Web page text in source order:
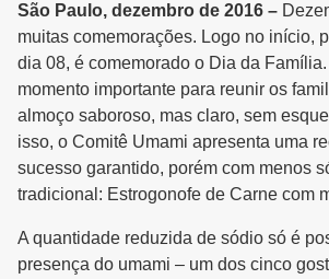
São Paulo, dezembro de 2016 –
muitas comemorações. Logo no início,
dia 08, é comemorado o Dia da Família.
momento importante para reunir os
almoço saboroso, mas claro, sem
isso, o Comitê Umami apresenta uma
sucesso garantido, porém com menos
tradicional: Estrogonofe de Carne com
A quantidade reduzida de sódio só é
presença do umami – um dos cinco